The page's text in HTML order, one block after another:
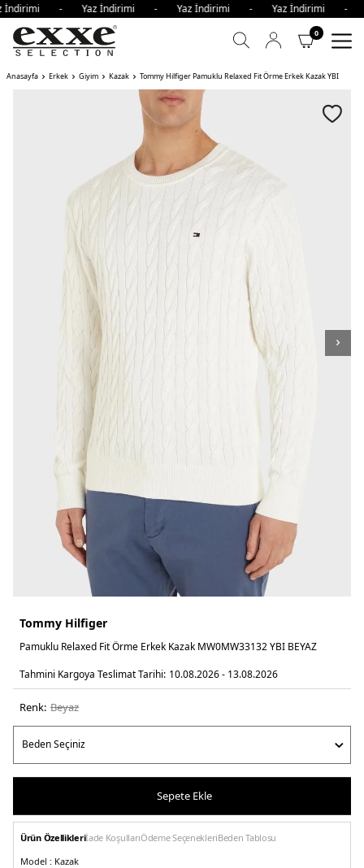
- Yaz İndirimi - Yaz İndirimi - Yaz
0
Anasayfa Erkek Giyim Kazak Tommy Hilfiger Pamuklu Relaxed Fit Örme Erkek Kazak YBI
Tommy Hilfiger
Pamuklu Relaxed Fit Örme Erkek Kazak MW0MW33132 YBI BEYAZ
Tahmini Kargoya Teslimat Tarihi: 10.08.2026 - 13.08.2026
Renk: beyaz
Sepete Ekle
Ürün Özellikleriİade KoşullarıÖdeme SeçenekleriBeden Tablosu
Model : Kazak